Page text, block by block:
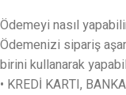
Ödemeyi nasıl
Ödemenizi sipariş
birini kullanarak
• KREDİ KARTI,